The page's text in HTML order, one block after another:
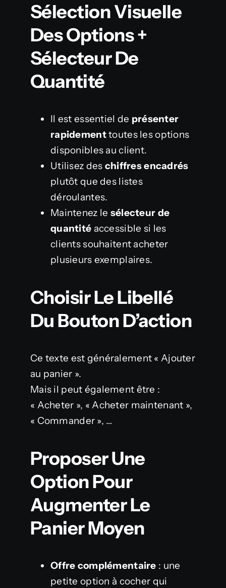
Sélection Visuelle
Des Options +
Sélecteur De
Quantité
Il est essentiel de présenter
rapidementtoutes les options
disponibles au client.
Utilisez des chiffres encadrés
plutôt que des listes
déroulantes.
Maintenez le sélecteur de
quantité accessible si les
clients souhaitent acheter
plusieurs exemplaires.
Choisir Le Libellé
Du Bouton D’action
Ce texte est généralement « Ajouter
au panier ».
Mais il peut également être :
« Acheter », « Acheter maintenant »,
« Commander », …
Proposer Une
Option Pour
Augmenter Le
Panier Moyen
Offre complémentaire : une
petite option à cocher qui